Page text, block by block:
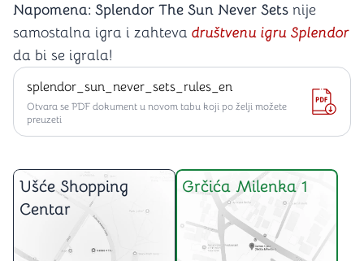
Napomena: Splendor The Sun Never Sets nije
samostalna igra i zahteva društvenu igru Splendor
da bi se igrala!
splendor_sun_never_sets_rules_en
Otvara se PDF dokument u novom tabu koji po želji možete
preuzeti
Ušće Shopping
Centar
Grčića Milenka 1